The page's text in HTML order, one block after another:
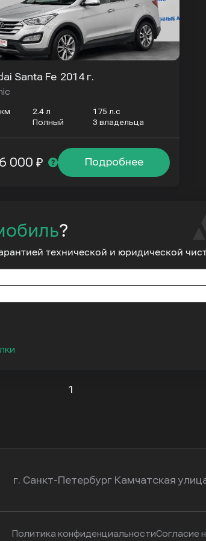
Santa Fe 2014 г.
2.4 л
175 л.с
Полный 3 владельца
Подробнее
000 ₽
?
технической и юридической
1
г. Санкт-Петербург Камчатская
Политика конфиденциальностиСогласие